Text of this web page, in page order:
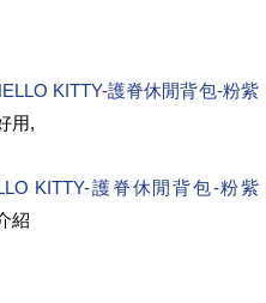
KITTY-護脊休閒背包-粉紫
用,
KITTY-護脊休閒背包-粉紫
紹